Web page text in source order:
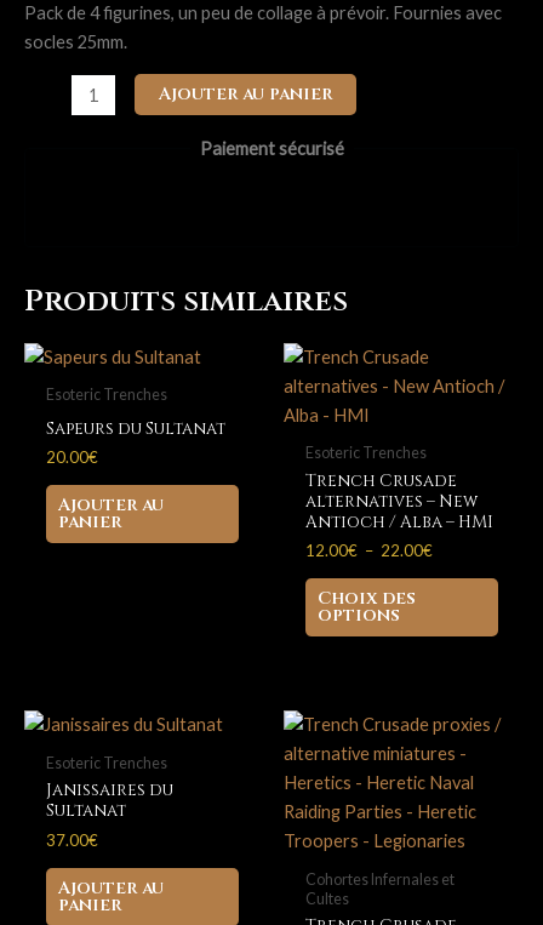
Pack de 4 figurines, un peu de collage à prévoir. Fournies avec
socles 25mm.
Eire
Heathen
troopers
Ajouter au panier
Paiement sécurisé
Produits similaires
Esoteric Trenches
Sapeurs du Sultanat
20.00€
Ajouter au
panier
Esoteric Trenches
Trench Crusade
alternatives – New
Antioch / Alba – HMI
12.00€ – 22.00€Plage
à
Choix des
options
Ce
a
Les
Esoteric Trenches
Janissaires du
Sultanat
37.00€
Ajouter au
panier
Cohortes Infernales et
Cultes